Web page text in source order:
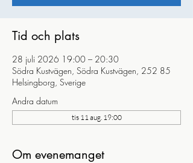
Tid och plats
28 juli 2026 19:00 – 20:30
Södra Kustvägen, Södra Kustvägen, 252 85
Helsingborg, Sverige
Andra datum
tis 11 aug. 19:00
Om evenemanget